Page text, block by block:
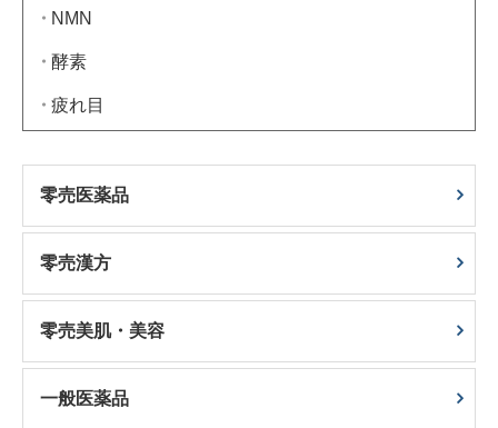
NMN
酵素
疲れ目
零売医薬品
零売漢方
零売美肌・美容
一般医薬品